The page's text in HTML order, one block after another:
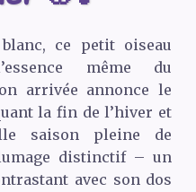
ce petit oiseau
même du
arrivée annonce le
la fin de l’hiver et
saison pleine de
distinctif – un
avec son dos